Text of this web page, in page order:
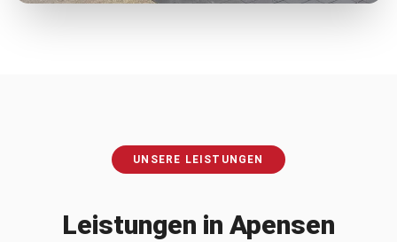
UNSERE LEISTUNGEN
Leistungen in Apensen